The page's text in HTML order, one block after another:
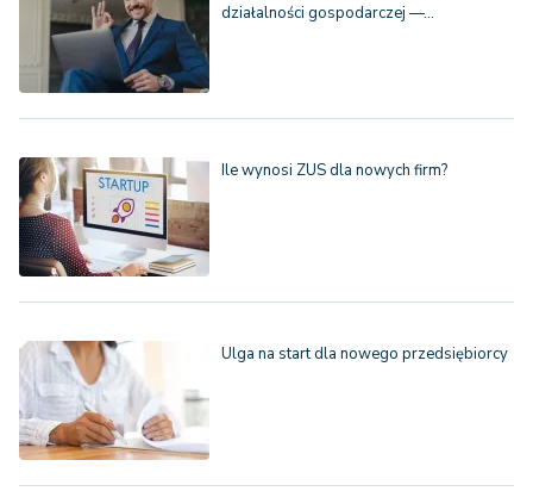
działalności gospodarczej —…
Ile wynosi ZUS dla nowych firm?
Ulga na start dla nowego przedsiębiorcy